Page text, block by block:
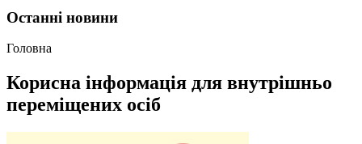
Останні новини
Головна
Корисна інформація для внутрішньо
переміщених осіб